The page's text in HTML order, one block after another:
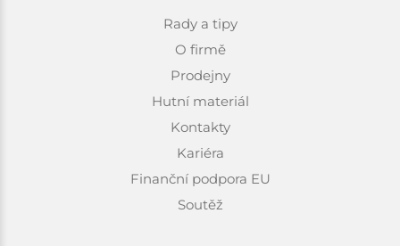
Rady a tipy
O firmě
Prodejny
Hutní materiál
Kontakty
Kariéra
Finanční podpora EU
Soutěž